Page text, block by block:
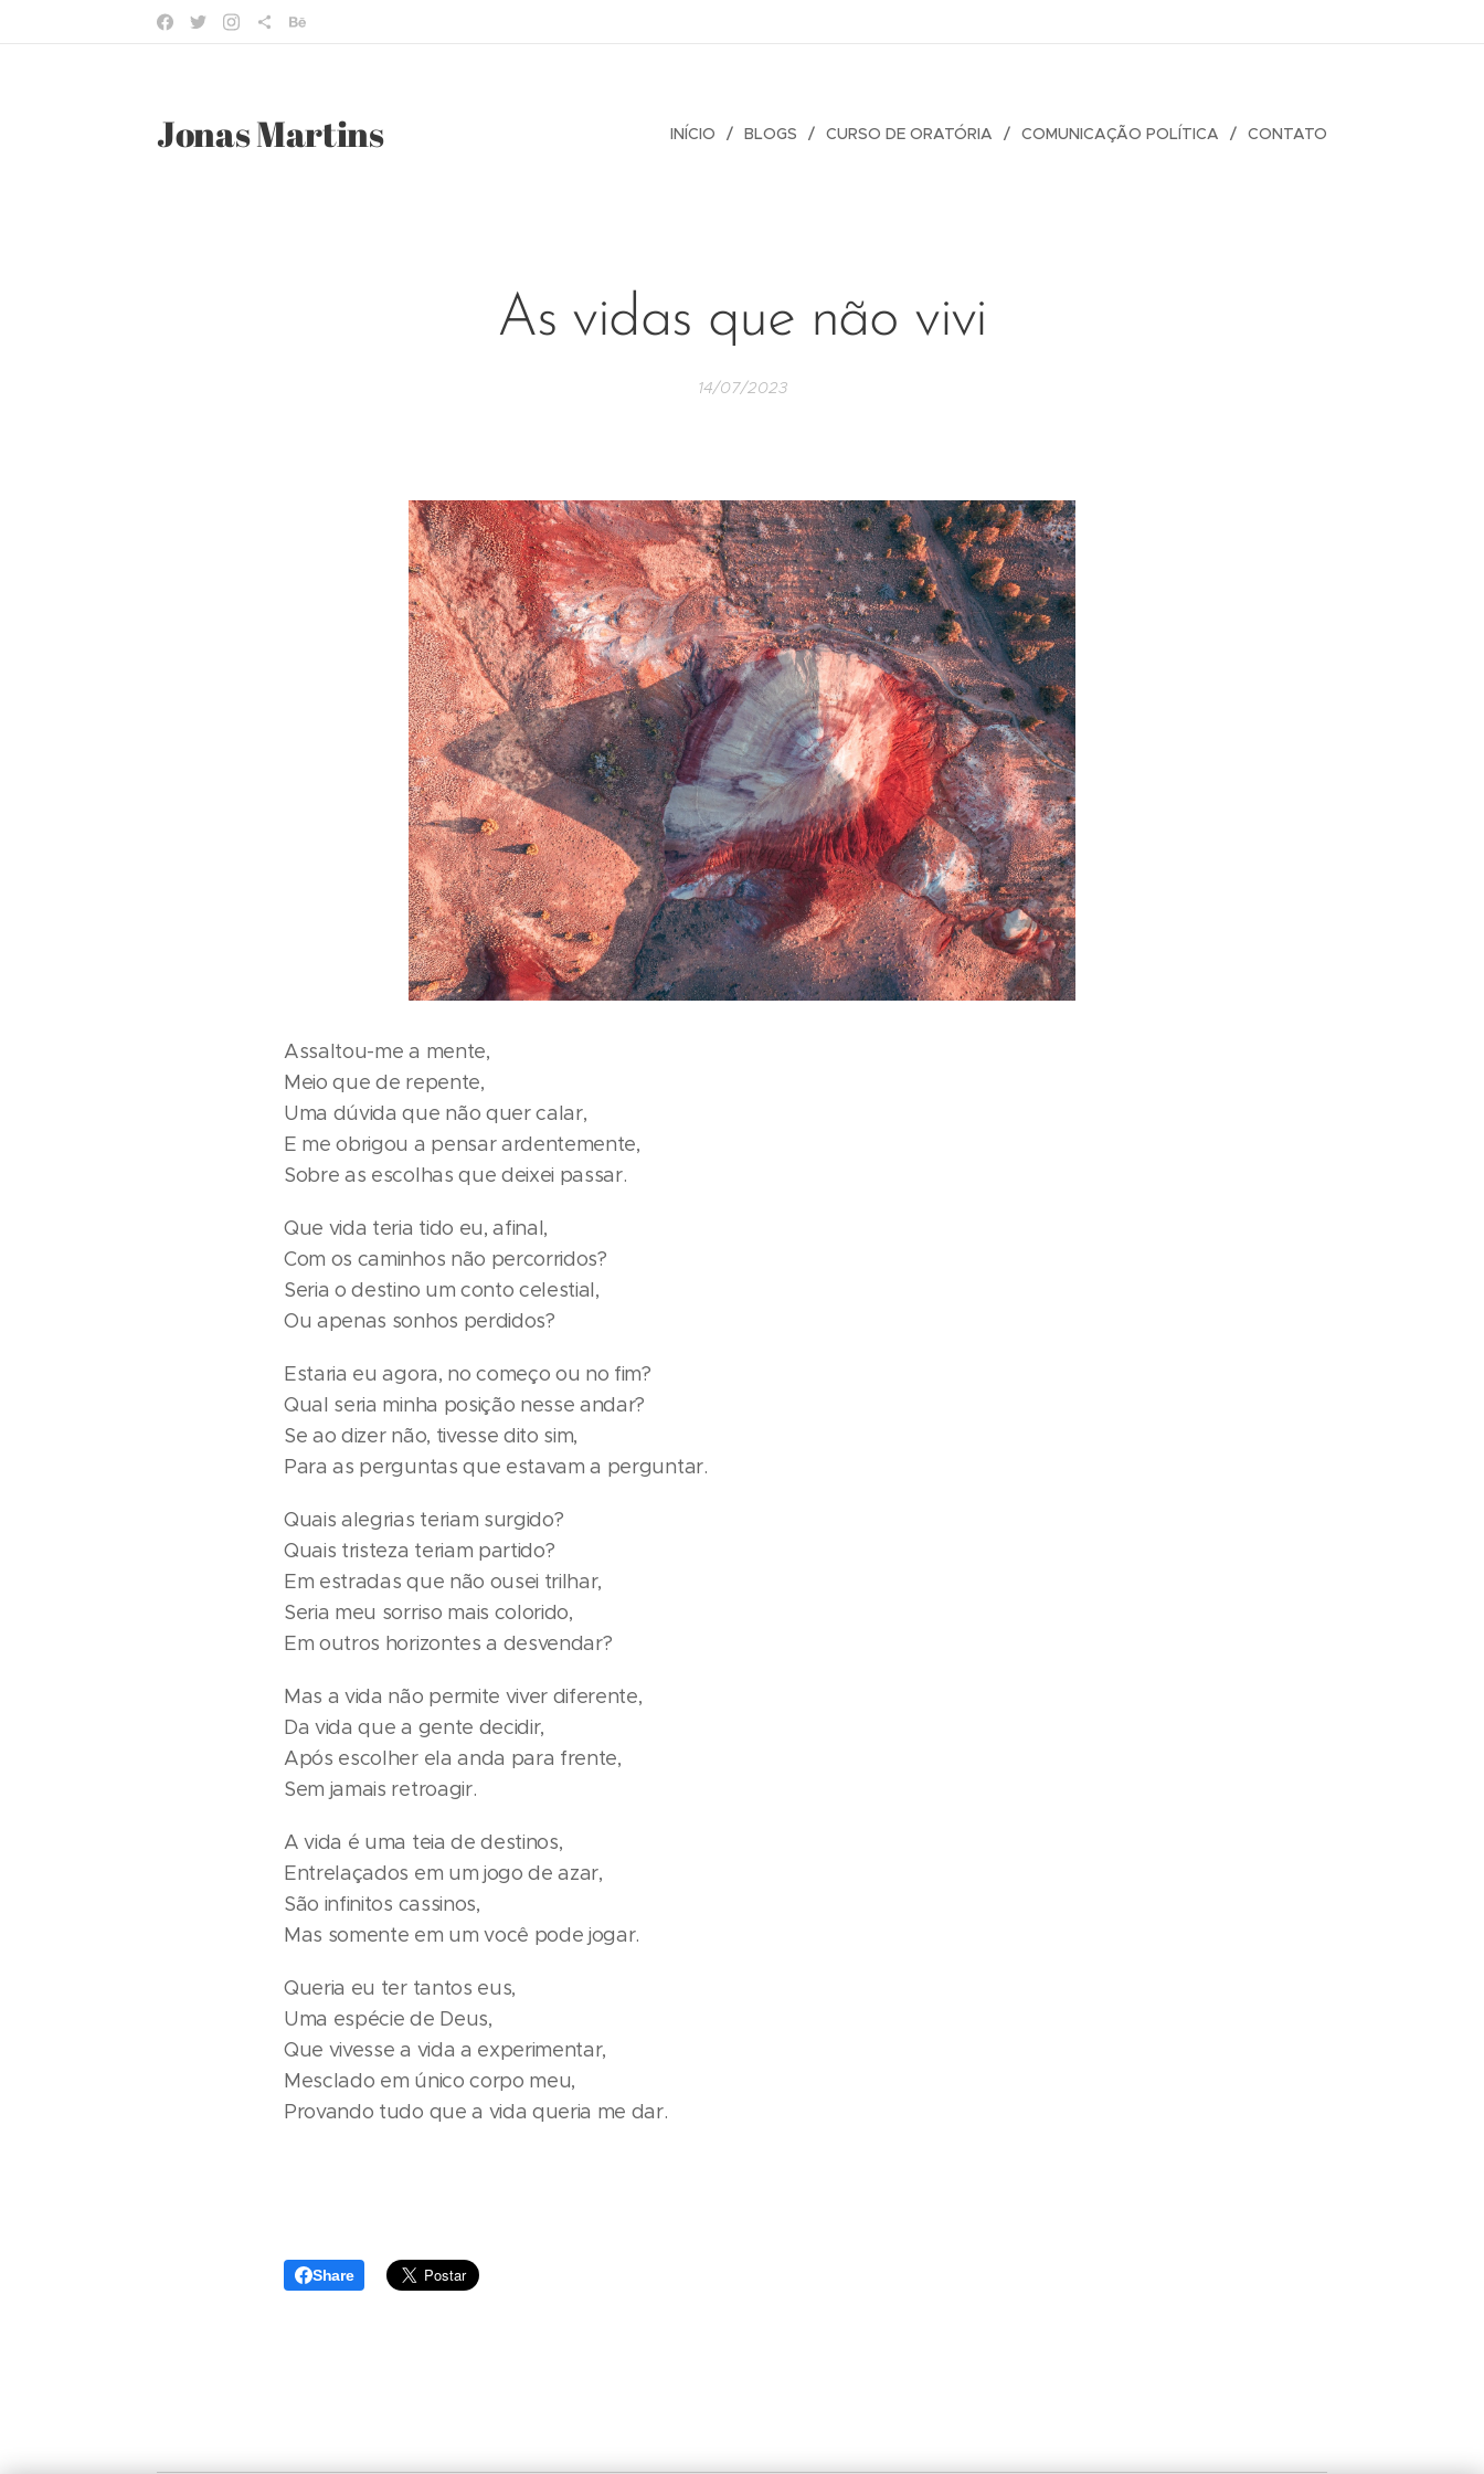
Jonas Martins INÍCIO BLOGS CURSO DE ORATÓRIA COMUNICAÇÃO POLÍTICA CONTATO
As vidas que não vivi
14/07/2023
Assaltou-me a mente,
Meio que de repente,
Uma dúvida que não quer calar,
E me obrigou a pensar ardentemente,
Sobre as escolhas que deixei passar.
Que vida teria tido eu, afinal,
Com os caminhos não percorridos?
Seria o destino um conto celestial,
Ou apenas sonhos perdidos?
Estaria eu agora, no começo ou no fim?
Qual seria minha posição nesse andar?
Se ao dizer não, tivesse dito sim,
Para as perguntas que estavam a perguntar.
Quais alegrias teriam surgido?
Quais tristeza teriam partido?
Em estradas que não ousei trilhar,
Seria meu sorriso mais colorido,
Em outros horizontes a desvendar?
Mas a vida não permite viver diferente,
Da vida que a gente decidir,
Após escolher ela anda para frente,
Sem jamais retroagir.
A vida é uma teia de destinos,
Entrelaçados em um jogo de azar,
São infinitos cassinos,
Mas somente em um você pode jogar.
Queria eu ter tantos eus,
Uma espécie de Deus,
Que vivesse a vida a experimentar,
Mesclado em único corpo meu,
Provando tudo que a vida queria me dar.
Share